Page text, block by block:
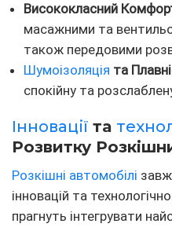
Висококласний
масажними та
також передовими
Шумоізоляція та
спокійну та
Інновації та
Розвитку
Розкішні автомобілі
інновацій та
прагнуть інтегрувати